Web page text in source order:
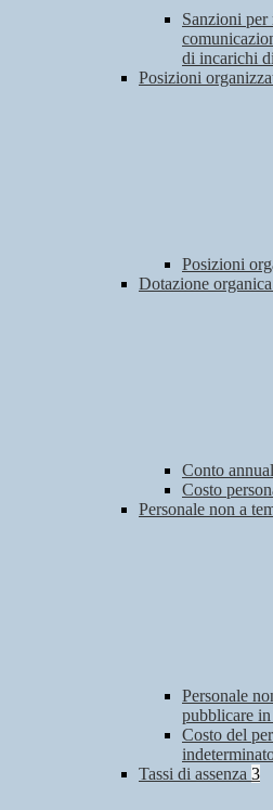
Sanzioni per
di incarichi
Posizioni
Posizioni
Dotazione organica
Conto
Costo
Personale non a
Personale
pubblicare
Costo del
Tassi di assenza 3